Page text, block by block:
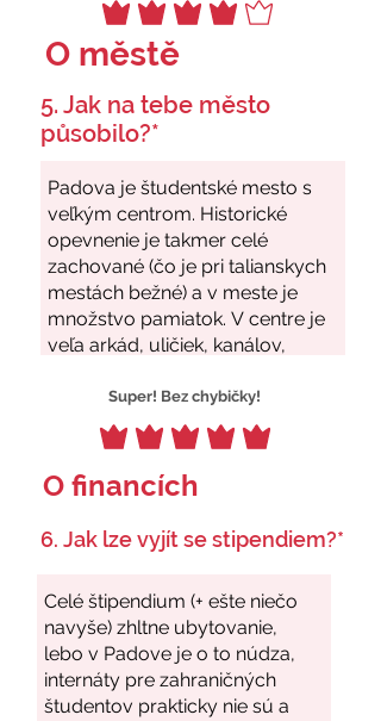
O městě
5. Jak na tebe město
působilo?*
Super! Bez chybičky!
O financích
6. Jak lze vyjít se stipendiem?*